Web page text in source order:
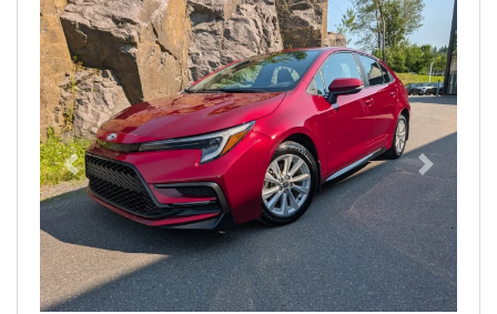
Previous Next